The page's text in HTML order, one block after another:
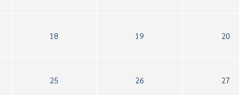
18 19 20
25 26 27